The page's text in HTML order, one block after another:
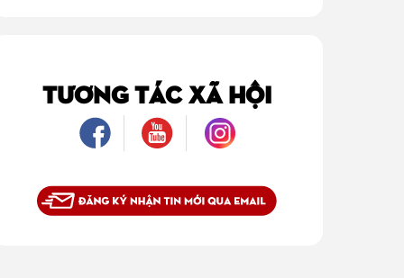
TƯƠNG TÁC XÃ HỘI